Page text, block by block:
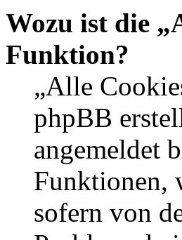
Wozu ist die
Funktion?
„Alle
phpBB
angemeldet
Funktionen,
sofern von